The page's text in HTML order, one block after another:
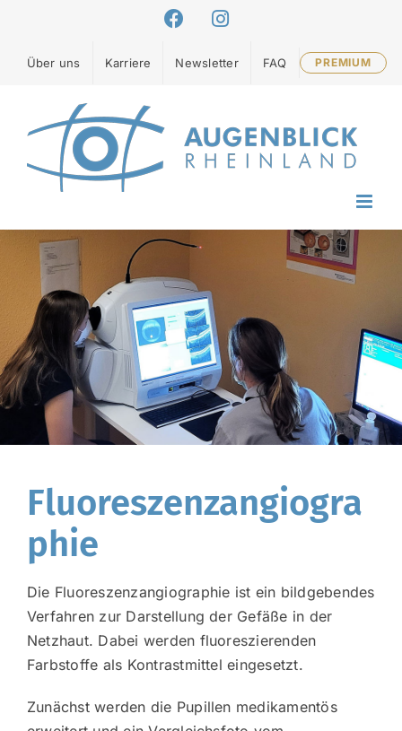
springen
FacebookInstagram
Über uns Karriere Newsletter FAQ PREMIUM
Fluoreszenzangiogra
phie
Die Fluoreszenzangiographie ist ein bildgebendes
Verfahren zur Darstellung der Gefäße in der
Netzhaut. Dabei werden fluoreszierenden
Farbstoffe als Kontrastmittel eingesetzt.
Zunächst werden die Pupillen medikamentös